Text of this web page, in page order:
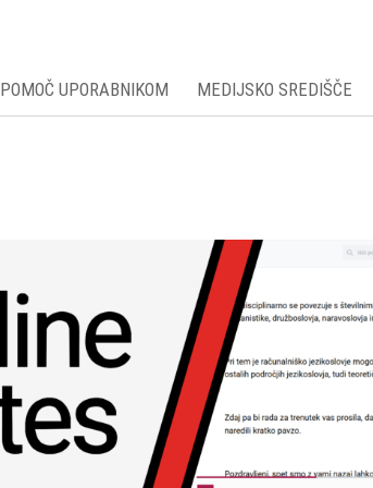
POMOČ UPORABNIKOM MEDIJSKO SREDIŠČE